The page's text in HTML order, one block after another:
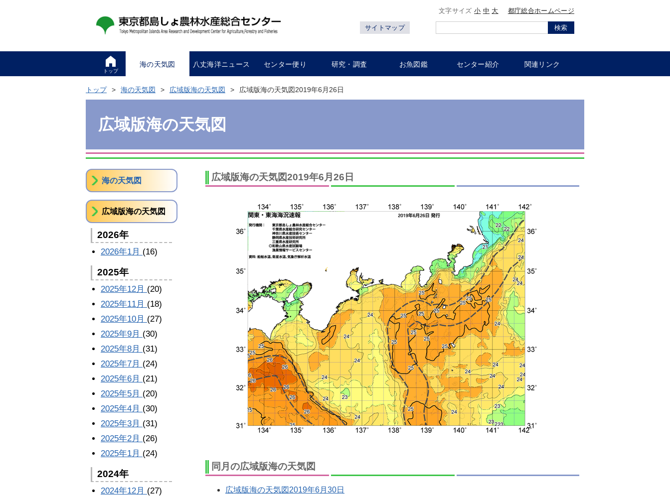
文字サイズ小 中 大 都庁総合ホームページ
サイトマップ 検索
トップ
海の天気図 八丈海洋ニュース センター便り 研究・調査 お魚図鑑 センター紹介 関連リンク
トップ 海の天気図 広域版海の天気図 広域版海の天気図2019年6月26日
広域版海の天気図
広域版海の天気図2019年6月26日
同月の広域版海の天気図
広域版海の天気図2019年6月30日
海の天気図
広域版海の天気図
2026年
2026年1月 (16)
2025年
2025年12月 (20)
2025年11月 (18)
2025年10月 (27)
2025年9月 (30)
2025年8月 (31)
2025年7月 (24)
2025年6月 (21)
2025年5月 (20)
2025年4月 (30)
2025年3月 (31)
2025年2月 (26)
2025年1月 (24)
2024年
2024年12月 (27)